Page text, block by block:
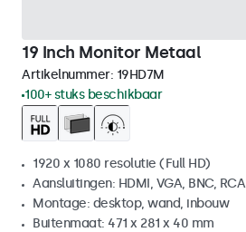
19 Inch Monitor Metaal
Artikelnummer: 19HD7M
100+ stuks beschikbaar
1920 x 1080 resolutie (Full HD)
Aansluitingen: HDMI, VGA, BNC, RCA
Montage: desktop, wand, inbouw
Buitenmaat: 471 x 281 x 40 mm